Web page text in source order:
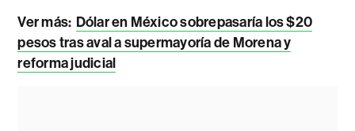
Ver más: Dólar en México sobrepasaría los $20
pesos tras aval a supermayoría de Morena y
reforma judicial